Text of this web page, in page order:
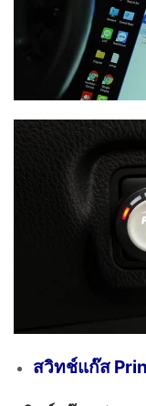
สวิทช์แก๊ส